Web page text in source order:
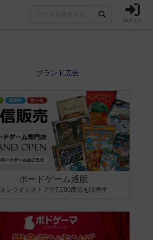
ログイン
ボードゲーム通販
オンラインストアで7,500商品を販売中